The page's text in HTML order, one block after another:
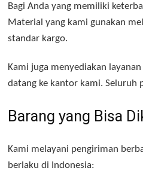
Bagi Anda yang memiliki
Material yang kami gunakan
standar kargo.
Kami juga menyediakan layanan
datang ke kantor kami.
Barang yang Bisa
Kami melayani pengiriman
berlaku di Indonesia: